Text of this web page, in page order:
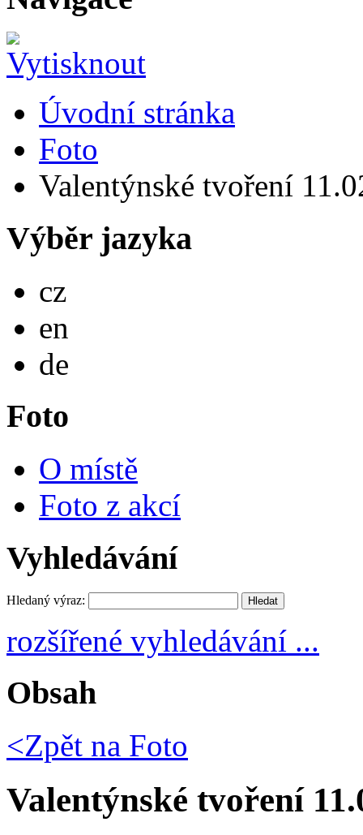
Úvodní stránka
Foto
Valentýnské tvoření
Výběr jazyka
cz
en
de
Foto
O místě
Foto z akcí
Vyhledávání
Hledaný výraz:
rozšířené vyhledávání ...
Obsah
<Zpět na Foto
Valentýnské tvoření